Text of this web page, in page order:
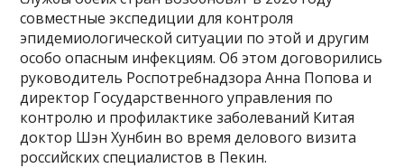
совместные экспедиции для контроля
эпидемиологической ситуации по этой и другим
особо опасным инфекциям. Об этом договорились
руководитель Роспотребнадзора Анна Попова и
директор Государственного управления по
контролю и профилактике заболеваний Китая
доктор Шэн Хунбин во время делового визита
российских специалистов в Пекин.